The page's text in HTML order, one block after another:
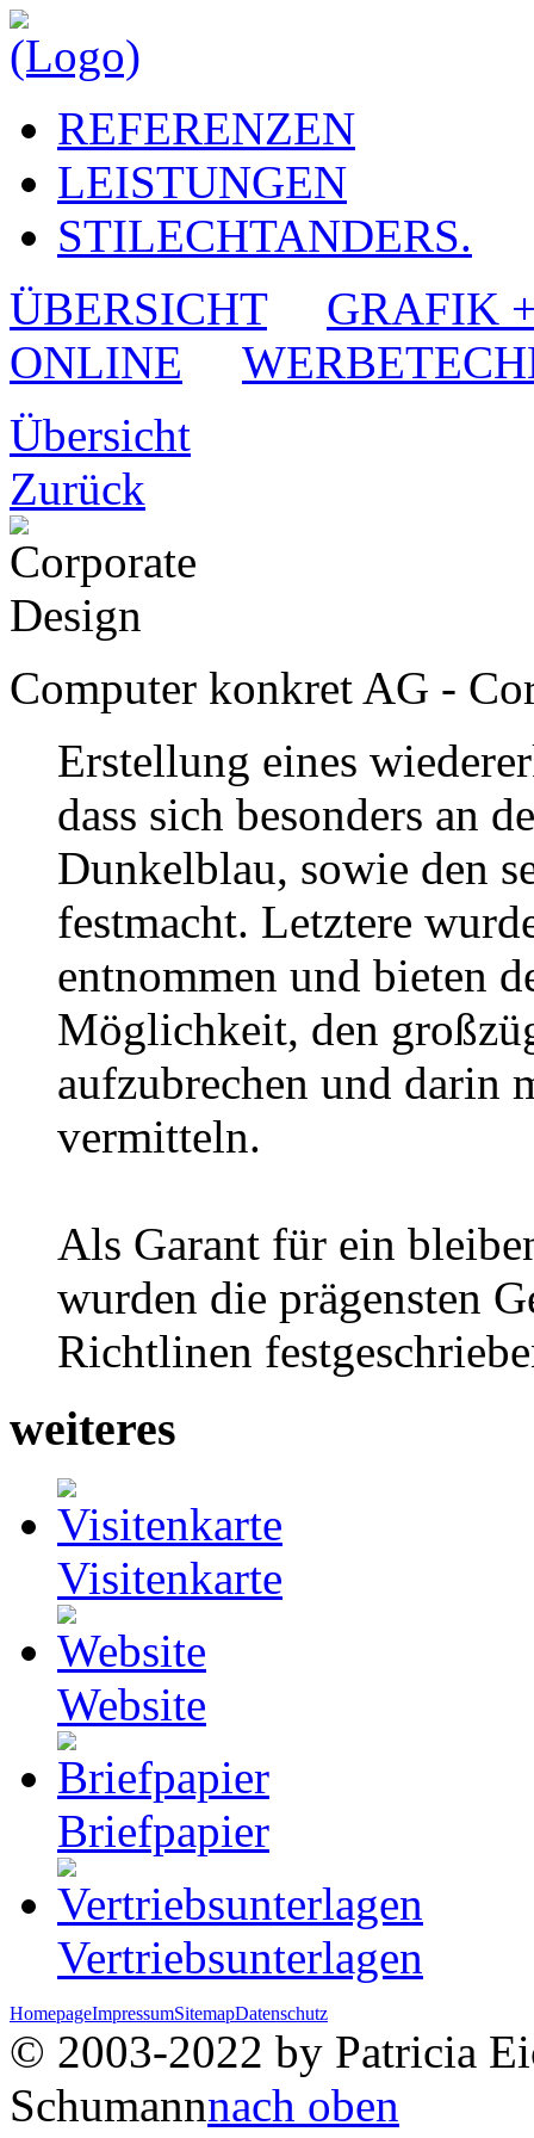
REFERENZEN
LEISTUNGEN
STILECHTANDERS.
ÜBERSICHT
GRAFIK
ONLINE
Übersicht
Zurück
Computer konkret AG -
Erstellung eines
dass sich besonders an
Dunkelblau, sowie den
festmacht. Letztere
entnommen und bieten
Möglichkeit, den
aufzubrechen und darin
vermitteln.
Als Garant für ein
wurden die prägensten
Richtlinen
weiteres
Visitenkarte
Website
Briefpapier
Vertriebsunterlagen
HomepageImpressumSitemapDatenschutz
© 2003-2022 by Patricia
Schumannnach oben